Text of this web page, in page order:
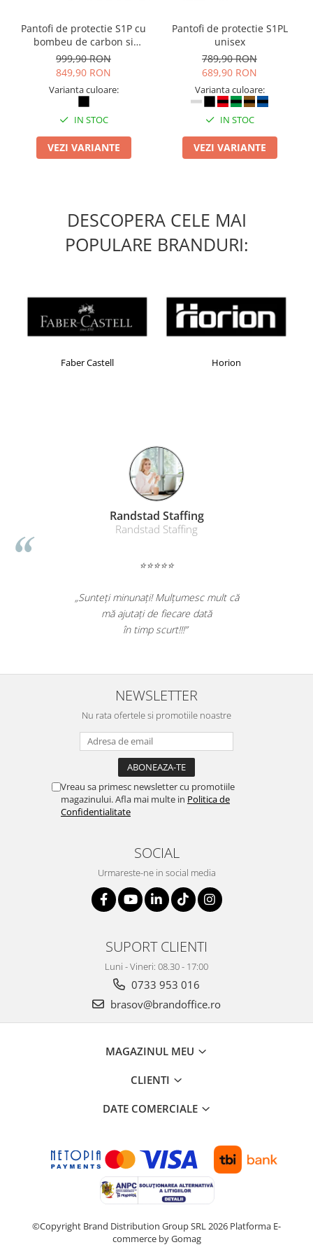
Pantaloni
Pantaloni cu pieptar
Impermeabile
Incaltaminte
Manusi de protectie
Accesorii pentru protectia capului
Ochelari de protectie si viziere
Masti de protectie respiratorie
Pachete promotionale
Articole de unica folosinta
Copii - tricouri si hanorace
Ecrane Interactive
Accesorii prezentare
Table magnetice (whiteboard-uri)
Gadgeturi mobile
Adaptoare de calatorie
Baterii si acumulatori
Cabluri si conectivitate
Incarcatoare wireless
Incarcatoare cu fir si auto
Cartuse, tonere, consumabile PC
Standuri PC si suporturi
Suporturi si huse telefoane &
Periferice PC si accesorii
Tehnica si mobilier pentru birou
Ghilotine și Trimmere
Calculatoare de birou
Distrugatoare documente
Cosuri de gunoi pentru birou
Scaune, birouri si produse
Pantofi de protectie S1P cu
bombeu de carbon si
inchidere BOAÂ® Fit
999,90 RON
849,90 RON
Varianta culoare:
IN STOC
VEZI VARIANTE
Pantofi de protectie S1PL
unisex
789,90 RON
689,90 RON
Varianta culoare:
IN STOC
VEZI VARIANTE
DESCOPERA CELE MAI
POPULARE BRANDURI:
Faber Castell Horion
Randstad Staffing
Randstad Staffing
⭐⭐⭐⭐⭐
„Sunteți minunați! Mulțumesc mult că
mă ajutați de fiecare dată
în timp scurt!!!”
NEWSLETTER
Nu rata ofertele si promotiile noastre
Vreau sa primesc newsletter cu promotiile
magazinului. Afla mai multe in Politica de
Confidentialitate
SOCIAL
Urmareste-ne in social media
SUPORT CLIENTI
Luni - Vineri: 08.30 - 17:00
0733 953 016
brasov@brandoffice.ro
MAGAZINUL MEU
CLIENTI
DATE COMERCIALE
©Copyright Brand Distribution Group SRL 2026 Platforma E-
commerce by Gomag